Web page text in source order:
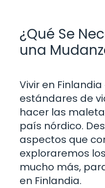
¿Qué Se
una
Vivir en
estándares de
hacer las
país nórdico.
aspectos que
exploraremos
mucho más,
en Finlandia.